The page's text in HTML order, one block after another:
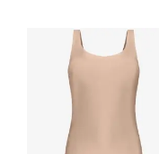
product
variaties.